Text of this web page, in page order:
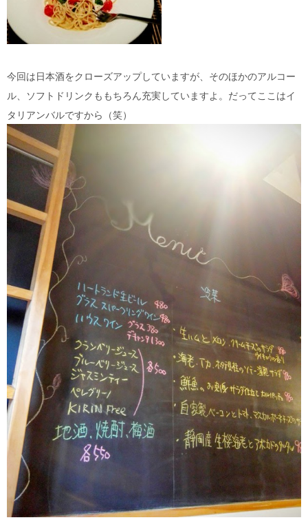
今回は日本酒をクローズアップしていますが、そのほかのアルコー
ル、ソフトドリンクももちろん充実していますよ。だってここはイ
タリアンバルですから（笑）